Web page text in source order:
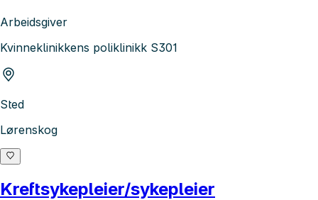
Arbeidsgiver
Kvinneklinikkens poliklinikk S301
Sted
Lørenskog
Kreftsykepleier/sykepleier